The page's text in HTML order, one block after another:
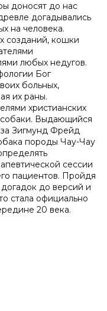
доносят до нас
догадывались
на человека.
созданий, кошки
любых недугов.
Бог
больных,
их раны.
христианских
собаки. Выдающийся
Зигмунд Фрейд
породы Чау-Чау
сессии
пациентов. Пройдя
до версий и
стала официально
20 века.